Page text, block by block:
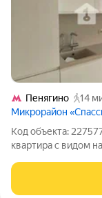
Пенягино
14
Микрорайон
Код объекта:
квартира с видом
дома Главное
панорамные виды